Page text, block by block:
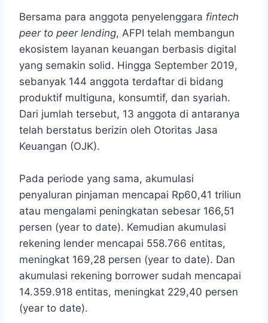
Bersama para anggota penyelenggara fintech
peer to peer lending, AFPI telah membangun
ekosistem layanan keuangan berbasis digital
yang semakin solid. Hingga September 2019,
sebanyak 144 anggota terdaftar di bidang
produktif multiguna, konsumtif, dan syariah.
Dari jumlah tersebut, 13 anggota di antaranya
telah berstatus berizin oleh Otoritas Jasa
Keuangan (OJK).
Pada periode yang sama, akumulasi
penyaluran pinjaman mencapai Rp60,41 triliun
atau mengalami peningkatan sebesar 166,51
persen (year to date). Kemudian akumulasi
rekening lender mencapai 558.766 entitas,
meningkat 169,28 persen (year to date). Dan
akumulasi rekening borrower sudah mencapai
14.359.918 entitas, meningkat 229,40 persen
(year to date).